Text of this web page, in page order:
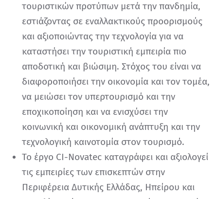
τουριστικών προτύπων μετά την πανδημία,
εστιάζοντας σε εναλλακτικούς προορισμούς
και αξιοποιώντας την τεχνολογία για να
καταστήσει την τουριστική εμπειρία πιο
αποδοτική και βιώσιμη. Στόχος του είναι να
διαφοροποιήσει την οικονομία και τον τομέα,
να μειώσει τον υπερτουρισμό και την
εποχικοποίηση και να ενισχύσει την
κοινωνική και οικονομική ανάπτυξη και την
τεχνολογική καινοτομία στον τουρισμό.
Το έργο CI-Novatec καταγράφει και αξιολογεί
τις εμπειρίες των επισκεπτών στην
Περιφέρεια Δυτικής Ελλάδας, Ηπείρου και